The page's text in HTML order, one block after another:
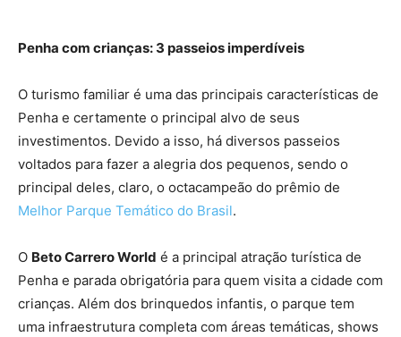
Penha com crianças: 3 passeios imperdíveis
O turismo familiar é uma das principais características de
Penha e certamente o principal alvo de seus
investimentos. Devido a isso, há diversos passeios
voltados para fazer a alegria dos pequenos, sendo o
principal deles, claro, o octacampeão do prêmio de
Melhor Parque Temático do Brasil.
O Beto Carrero World é a principal atração turística de
Penha e parada obrigatória para quem visita a cidade com
crianças. Além dos brinquedos infantis, o parque tem
uma infraestrutura completa com áreas temáticas, shows